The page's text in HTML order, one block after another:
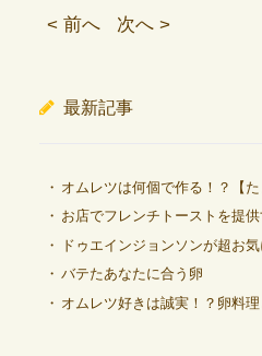
< 前へ 次へ >
最新記事
オムレツは何個で作る！？【た
お店でフレンチトーストを提
ドゥエインジョンソンが超お
バテたあなたに合う卵
オムレツ好きは誠実！？卵料